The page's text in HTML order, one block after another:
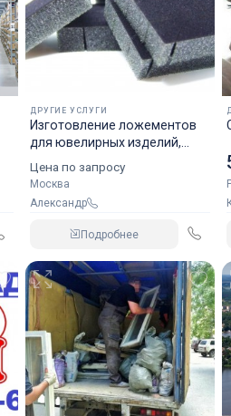
ДРУГИЕ УСЛУГИ
Изготовление ложементов
для ювелирных изделий,
сувенирной продукции
Цена по запросу
Москва
Александр
Подробнее